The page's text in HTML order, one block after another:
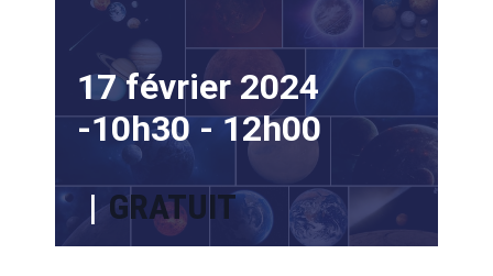
17 février 2024
-10h30-12h00
| GRATUIT